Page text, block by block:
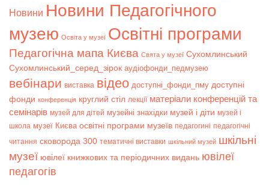
Новини Новини Педагогічного
музею Освіта у музеї Освітні програми
Педагогічна мапа Києва Свята у музеї Сухомлинський
Сухомлинський_серед_зірок аудіофонди_педмузею
вебінари виставка відео доступні_фонди_пму доступні
фонди конференція круглий стіл лекції матеріали конференцій та
семінарів музей для дітей музейні знахідки музей і діти музей і
школа музеї Києва освітні програми музеїв педагогині педагогічні
читання сковорода 300 тематичні виставки шкільний музей шкільні
музеї ювілеї книжкових та періодичних видань ювілеї
педагогів